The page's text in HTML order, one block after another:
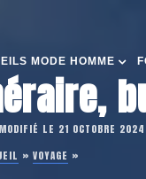
MODE HOMME
LE 21 OCTOBRE 2024
» VOYAGE »